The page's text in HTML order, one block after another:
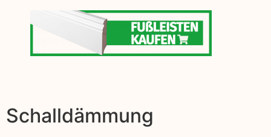
Schalldämmung